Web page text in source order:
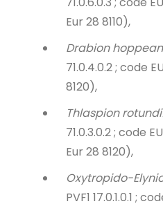
Eur 28 8110),
Drabion
71.0.4.0.2 ; code
8120),
Thlaspion
71.0.3.0.2 ; code
Eur 28 8120),
Oxytropido-
PVF1 17.0.1.0.1 ;